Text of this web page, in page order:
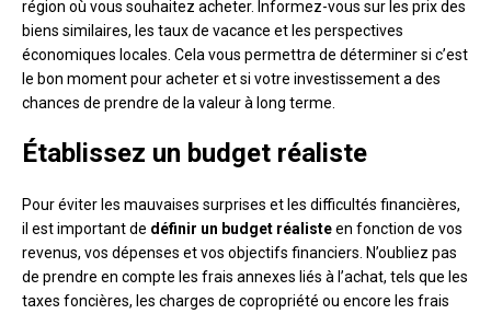
région où vous souhaitez acheter. Informez-vous sur les prix des
biens similaires, les taux de vacance et les perspectives
économiques locales. Cela vous permettra de déterminer si c’est
le bon moment pour acheter et si votre investissement a des
chances de prendre de la valeur à long terme.
Établissez un budget réaliste
Pour éviter les mauvaises surprises et les difficultés financières,
il est important de définir un budget réalisteen fonction de vos
revenus, vos dépenses et vos objectifs financiers. N’oubliez pas
de prendre en compte les frais annexes liés à l’achat, tels que les
taxes foncières, les charges de copropriété ou encore les frais